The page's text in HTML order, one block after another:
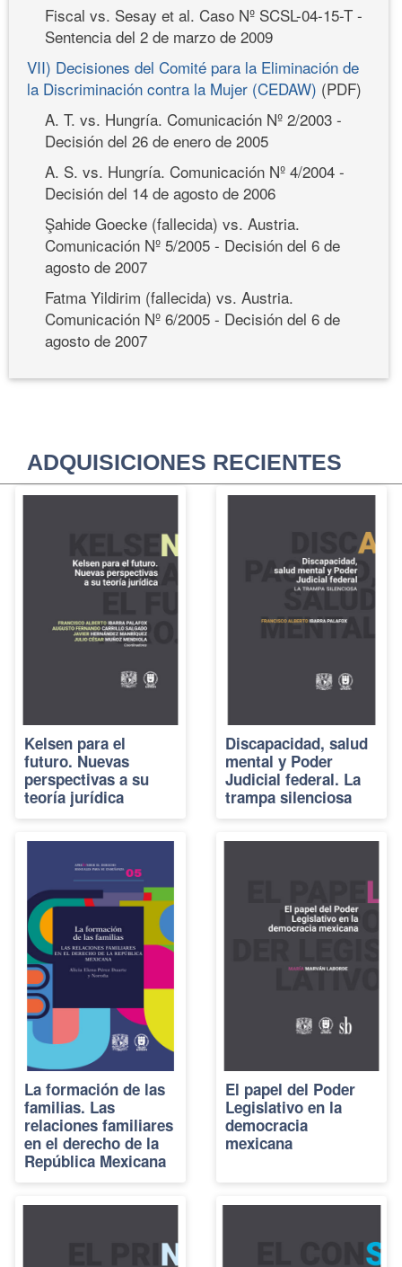
Fiscal vs. Sesay et al. Caso Nº SCSL-04-15-T -
Sentencia del 2 de marzo de 2009
VII) Decisiones del Comité para la Eliminación de
la Discriminación contra la Mujer (CEDAW) (PDF)
A. T. vs. Hungría. Comunicación Nº 2/2003 -
Decisión del 26 de enero de 2005
A. S. vs. Hungría. Comunicación Nº 4/2004 -
Decisión del 14 de agosto de 2006
Şahide Goecke (fallecida) vs. Austria.
Comunicación Nº 5/2005 - Decisión del 6 de
agosto de 2007
Fatma Yildirim (fallecida) vs. Austria.
Comunicación Nº 6/2005 - Decisión del 6 de
agosto de 2007
ADQUISICIONES RECIENTES
Kelsen para el
futuro. Nuevas
perspectivas a su
teoría jurídica
Discapacidad, salud
mental y Poder
Judicial federal. La
trampa silenciosa
La formación de las
familias. Las
relaciones familiares
en el derecho de la
República Mexicana
El papel del Poder
Legislativo en la
democracia
mexicana